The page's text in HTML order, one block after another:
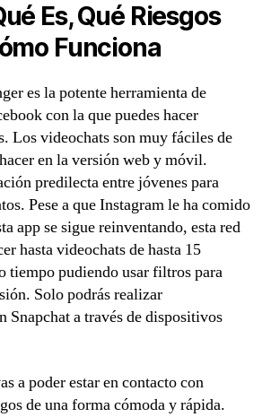
Es, Qué Riesgos
Funciona
es la potente herramienta de
con la que puedes hacer
Los videochats son muy fáciles de
en la versión web y móvil.
predilecta entre jóvenes para
Pese a que Instagram le ha comido
app se sigue reinventando, esta red
hasta videochats de hasta 15
tiempo pudiendo usar filtros para
Solo podrás realizar
Snapchat a través de dispositivos
a poder estar en contacto con
de una forma cómoda y rápida.